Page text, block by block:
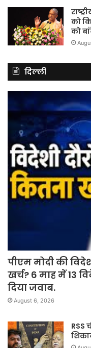
को
को
दिल्ली
पीएम मोदी की
खर्च? 6 माह में 13
दिया जवाब.
August 6, 2026
RSS